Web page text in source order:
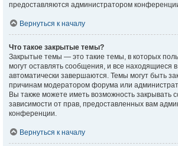
предоставляются администратором
Вернуться к началу
Что такое закрытые темы?
Закрытые темы — это такие темы, в которых
могут оставлять сообщения, и все находящиеся
автоматически завершаются. Темы могут быть
причинам модератором форума или
Вы также можете иметь возможность закрывать
зависимости от прав, предоставленных вам
конференции.
Вернуться к началу